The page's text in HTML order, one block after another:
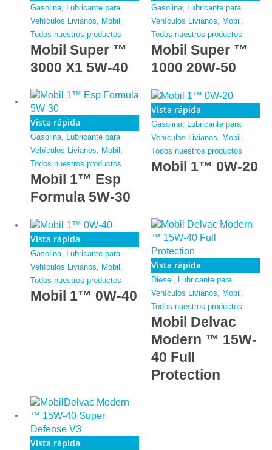
Gasolina,
Lubricante para
Vehículos Livianos
Mobil
Todos nuestros productos
Mobil Super ™
3000 X1 5W-40
Gasolina,
Lubricante para
Vehículos Livianos
Mobil
Todos nuestros productos
Mobil Super ™
1000 20W-50
Vista rápida
Gasolina,
Lubricante para
Vehículos Livianos
Mobil
Todos nuestros productos
Mobil 1™ Esp
Formula 5W-30
Vista rápida
Gasolina,
Lubricante para
Vehículos Livianos
Mobil
Todos nuestros productos
Mobil 1™ 0W-20
Vista rápida
Gasolina, Lubricante para
Vehículos Livianos
Mobil
Todos nuestros productos
Mobil 1™ 0W-40
Vista rápida
Diesel
Lubricante para
Vehículos Livianos
Mobil
Todos nuestros productos
Mobil Delvac
Modern ™ 15W-
40 Full
Protection
Vista rápida